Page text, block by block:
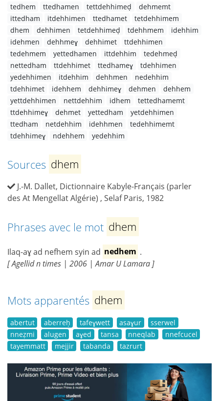
tedhem
ttedhamen tettdehhimeḍ
dehmemt
ittedham
itdehhimen ttedhamet
tetdehhimem
dhem
dehhimen tetdehhimeḍ tdehhmem
idehhim
idehmen
dehhmeɣ dehhimet
ttdehhimen
tedehmem
yettedhamen ittdehhim
tedehmeḍ
nettedham
ttdehhimet ttedhameɣ
tdehhimen
yedehhimen
itdehhim dehhmen
nedehhim
tdehhimet
idehhem dehhimeɣ dehmen
dehhem
yettdehhimen
nettdehhim idhem
tettedhamemt
ttdehhimeɣ
dehmet yettedham
yetdehhimen
ttedham
netdehhim idehhmen
tedehhimemt
tdehhimeɣ
ndehhem yedehhim
Sources dhem
J.-M. Dallet, Dictionnaire Kabyle-Français (parler
des At Mengellat Algérie) , Selaf Paris, 1982
Phrases avec le mot dhem
Ilaq-aɣ ad nefhem syin ad nedhem .
[ Agellid n times | 2006 | Amar U Lamara ]
Mots apparentés dhem
abertut aberreḥ tafeɣwett asaɣur
sserwel
nneẓmi
alugen aɣed tansa nneqlab
nnefcucel
tayemmatt
mejjir tabanda tazrurt